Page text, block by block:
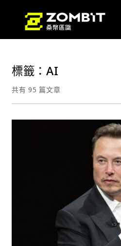
標籤：AI
共有 95 篇文章